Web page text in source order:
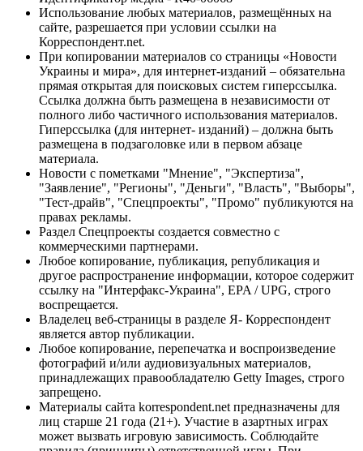
Использование любых материалов, размещённых на
сайте, разрешается при условии ссылки на
Корреспондент.net.
При копировании материалов со страницы «Новости
Украины и мира», для интернет-изданий – обязательна
прямая открытая для поисковых систем гиперссылка.
Ссылка должна быть размещена в независимости от
полного либо частичного использования материалов.
Гиперссылка (для интернет- изданий) – должна быть
размещена в подзаголовке или в первом абзаце
материала.
Новости с пометками "Мнение", "Экспертиза",
"Заявление", "Регионы", "Деньги", "Власть", "Выборы",
"Тест-драйв", "Спецпроекты", "Промо" публикуются на
правах рекламы.
Раздел Спецпроекты создается совместно с
коммерческими партнерами.
Любое копирование, публикация, републикация и
другое распространение информации, которое содержит
ссылку на "Интерфакс-Украина", EPA / UPG, строго
воспрещается.
Владелец веб-страницы в разделе Я- Корреспондент
является автор публикации.
Любое копирование, перепечатка и воспроизведение
фотографий и/или аудиовизуальных материалов,
принадлежащих правообладателю Getty Images, строго
запрещено.
Материалы сайта korrespondent.net предназначены для
лиц старше 21 года (21+). Участие в азартных играх
может вызвать игровую зависимость. Соблюдайте